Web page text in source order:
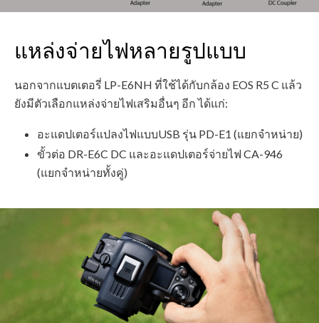
แหล่งจ่ายไฟหลายรูปแบบ
นอกจากแบตเตอรี่ LP-E6NH ที่ใช้ได้กับกล้อง EOS R5 C แล้ว
ยังมีตัวเลือกแหล่งจ่ายไฟเสริมอื่นๆ อีก ได้แก่:
อะแดปเตอร์แปลงไฟแบบUSB รุ่น PD-E1 (แยกจำหน่าย)
ขั้วต่อ DR-E6C DC และอะแดปเตอร์จ่ายไฟ CA-946
(แยกจำหน่ายทั้งคู่)